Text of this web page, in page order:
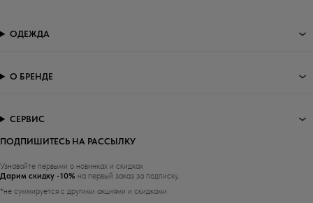
ПОДПИШИТЕСЬ НА РАССЫЛКУ
Узнавайте первыми о новинках и скидках
Дарим скидку -10% на первый заказ за подписку.
*не суммируется с другими акциями и скидками
ОДЕЖДА
О БРЕНДЕ
СЕРВИС